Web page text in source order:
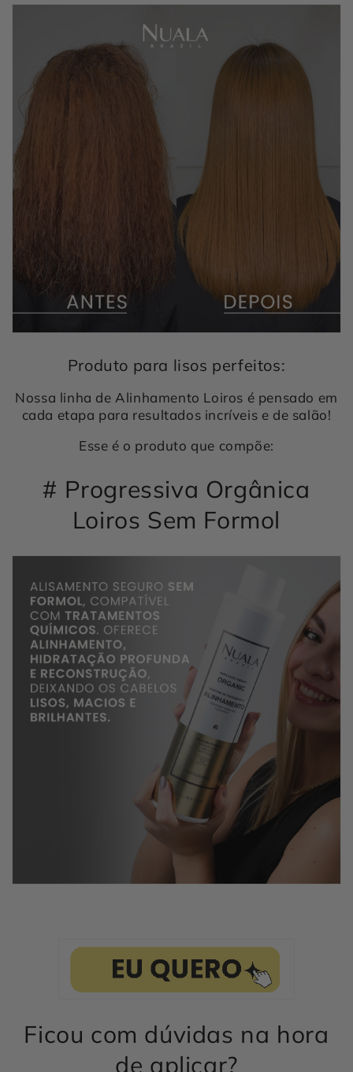
Produto para lisos perfeitos:
Nossa linha de Alinhamento Loiros é pensado em
cada etapa para resultados incríveis e de salão!
Esse é o produto que compõe:
# Progressiva Orgânica
Loiros Sem Formol
Ficou com dúvidas na hora
de aplicar?